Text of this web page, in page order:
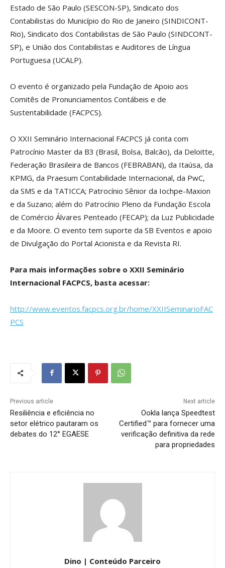
Estado de São Paulo (SESCON-SP), Sindicato dos
Contabilistas do Município do Rio de Janeiro (SINDICONT-
Rio), Sindicato dos Contabilistas de São Paulo (SINDCONT-
SP), e União dos Contabilistas e Auditores de Língua
Portuguesa (UCALP).
O evento é organizado pela Fundação de Apoio aos
Comitês de Pronunciamentos Contábeis e de
Sustentabilidade (FACPCS).
O XXII Seminário Internacional FACPCS já conta com
Patrocínio Master da B3 (Brasil, Bolsa, Balcão), da Deloitte,
Federação Brasileira de Bancos (FEBRABAN), da Itaúsa, da
KPMG, da Praesum Contabilidade Internacional, da PwC,
da SMS e da TATICCA; Patrocínio Sênior da Iochpe-Maxion
e da Suzano; além do Patrocínio Pleno da Fundação Escola
de Comércio Álvares Penteado (FECAP); da Luz Publicidade
e da Moore. O evento tem suporte da SB Eventos e apoio
de Divulgação do Portal Acionista e da Revista RI.
Para mais informações sobre o XXII Seminário
Internacional FACPCS, basta acessar:
http://www.eventos.facpcs.org.br/home/XXIISeminarioFAC
PCS
Previous article
Resiliência e eficiência no
setor elétrico pautaram os
debates do 12° EGAESE
Next article
Ookla lança Speedtest
Certified™ para fornecer uma
verificação definitiva da rede
para propriedades
Dino | Conteúdo Parceiro